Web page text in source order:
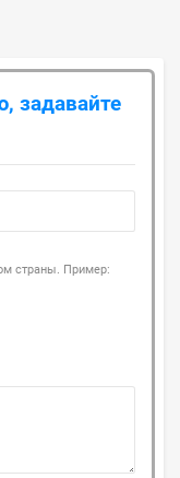
задавайте
страны. Пример: